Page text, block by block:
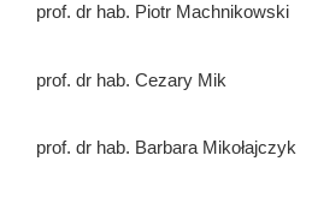
prof. dr hab. Piotr Machnikowski
prof. dr hab. Cezary Mik
prof. dr hab. Barbara Mikołajczyk